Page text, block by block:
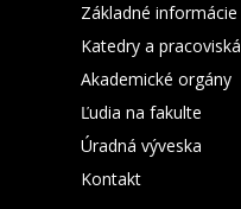
Základné informácie
Katedry a pracoviská
Akademické orgány
Ľudia na fakulte
Úradná výveska
Kontakt